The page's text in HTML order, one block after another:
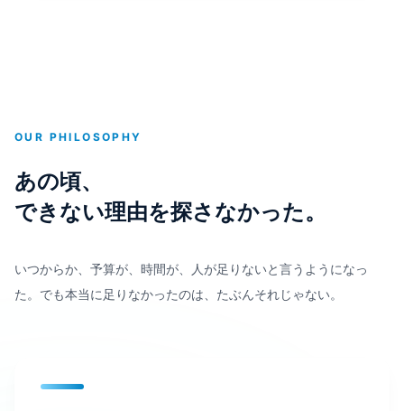
OUR PHILOSOPHY
あの頃、
できない理由を探さなかった。
いつからか、予算が、時間が、人が足りないと言うようになっ
た。 でも本当に足りなかったのは、たぶんそれじゃない。